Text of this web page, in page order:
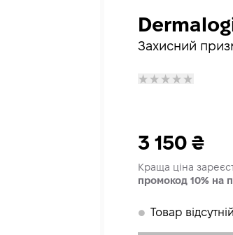
Захисний
3 150₴
Краща ціна
промокод 10% на
𒊹 Товар